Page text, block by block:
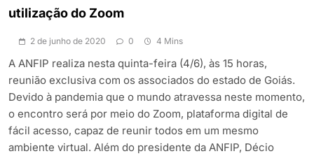
utilização do Zoom
2 de junho de 2020 0 4 Mins
A ANFIP realiza nesta quinta-feira (4/6), às 15 horas,
reunião exclusiva com os associados do estado de Goiás.
Devido à pandemia que o mundo atravessa neste momento,
o encontro será por meio do Zoom, plataforma digital de
fácil acesso, capaz de reunir todos em um mesmo
ambiente virtual. Além do presidente da ANFIP, Décio